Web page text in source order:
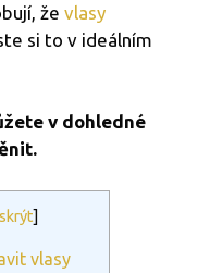
že vlasy
si to v ideálním
v dohledné
skrýt]
vlasy